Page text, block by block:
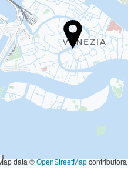
data © OpenStreetMap contributors,